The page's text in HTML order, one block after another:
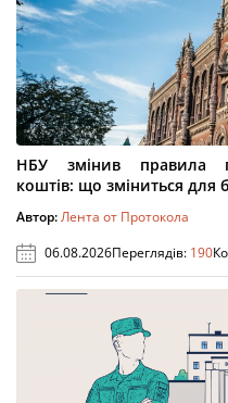
НБУ змінив правила
коштів: що зміниться для
Автор:Лента от Протокола
06.08.2026Переглядів: 190